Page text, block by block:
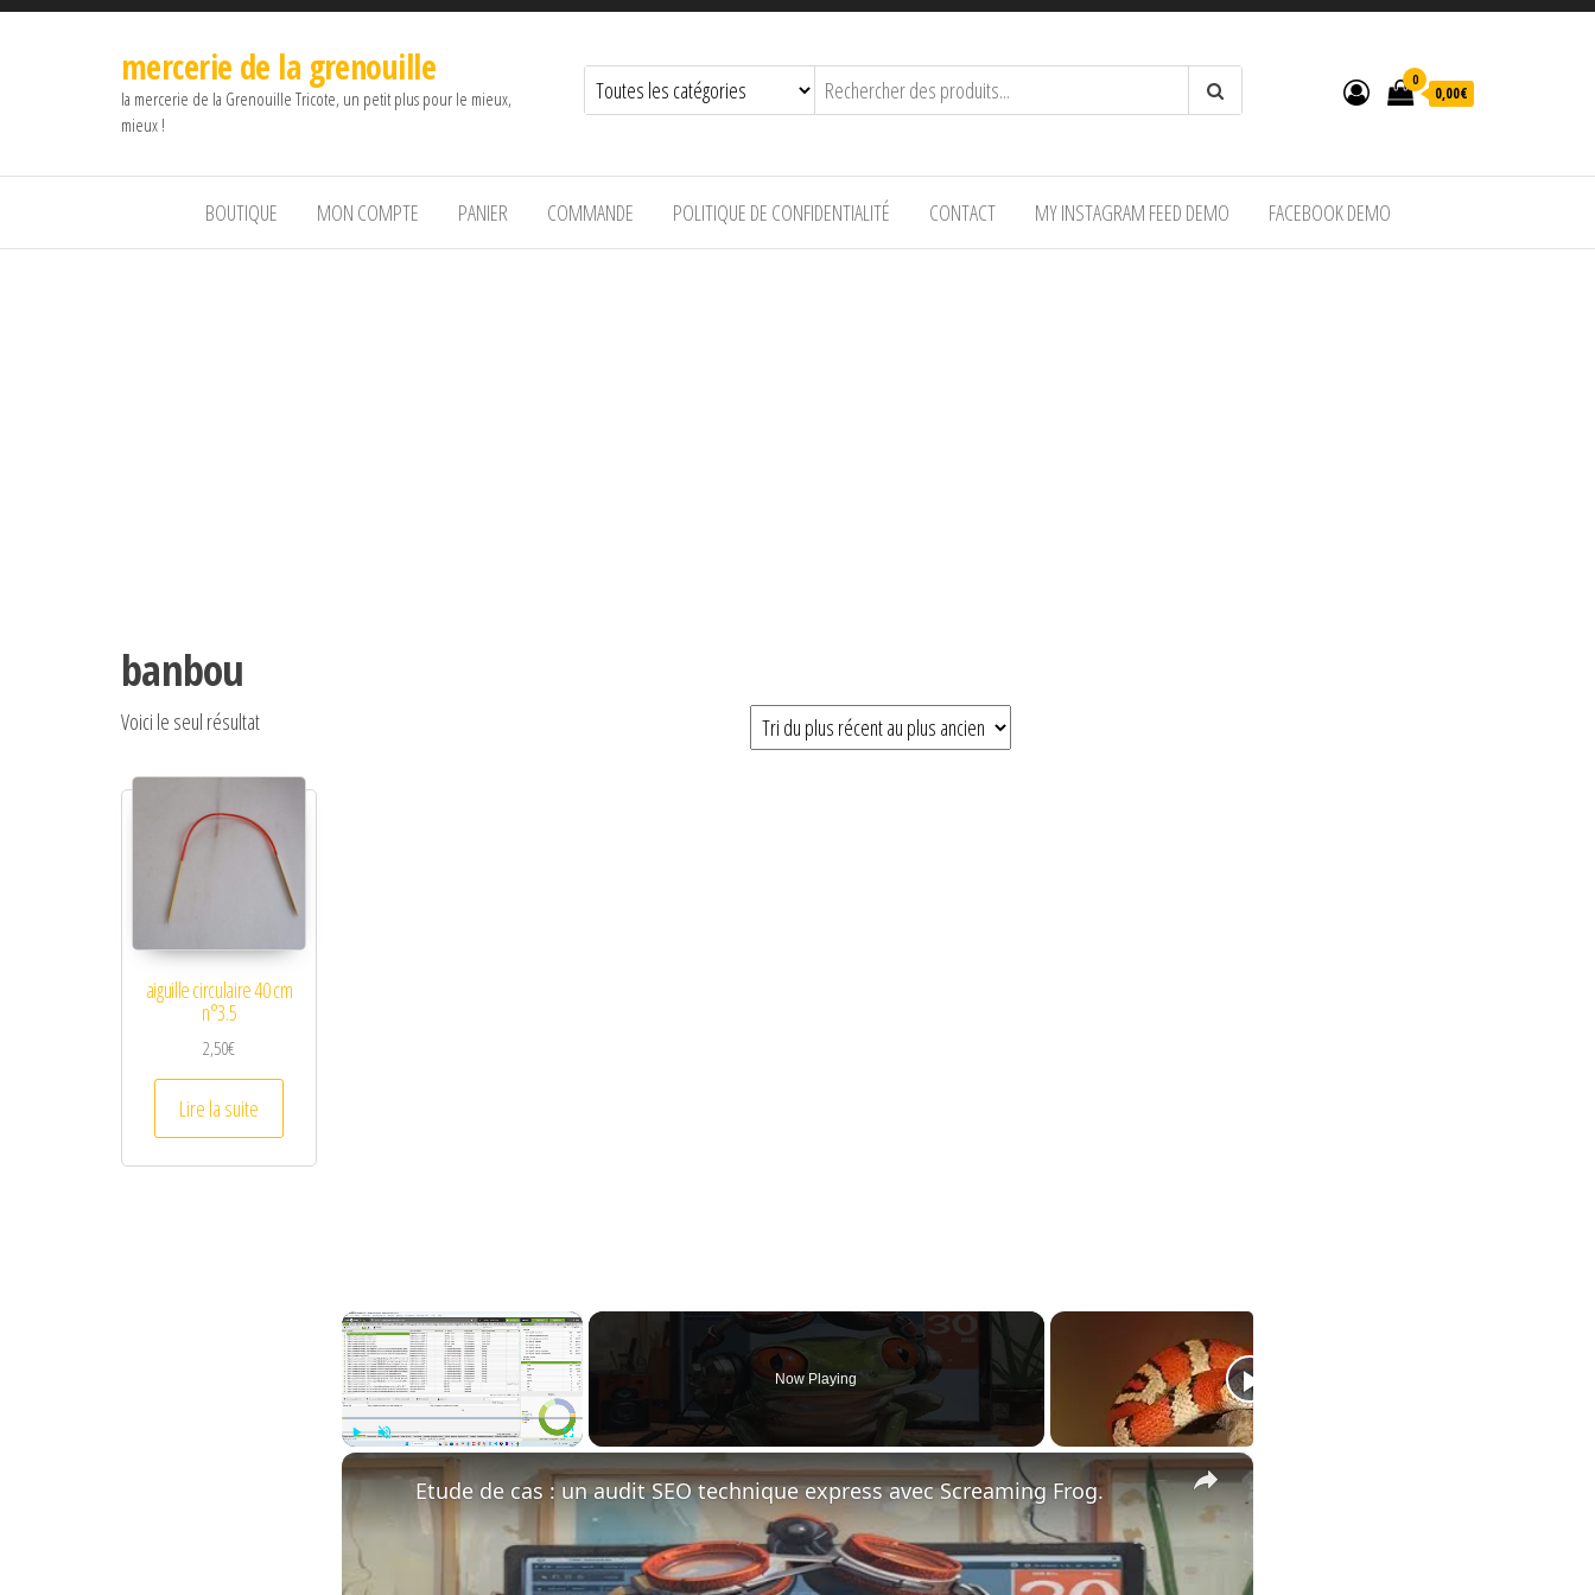
mercerie de la grenouille
la mercerie de la Grenouille Tricote, un petit plus pour le mieux,
mieux !
0
0,00€
BOUTIQUE MON COMPTE PANIER COMMANDE POLITIQUE DE CONFIDENTIALITÉ CONTACT MY INSTAGRAM FEED DEMO FACEBOOK DEMO
banbou
Voici le seul résultat
aiguille circulaire 40 cm
n°3.5
2,50€
Lire la suite
×
Play
Now Playing
×
Etude de cas : un audit SEO technique express avec Screaming Frog.